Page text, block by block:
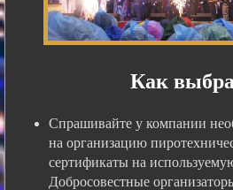
Как
Спрашивайте у компании
на организацию
сертификаты на
Добросовестные